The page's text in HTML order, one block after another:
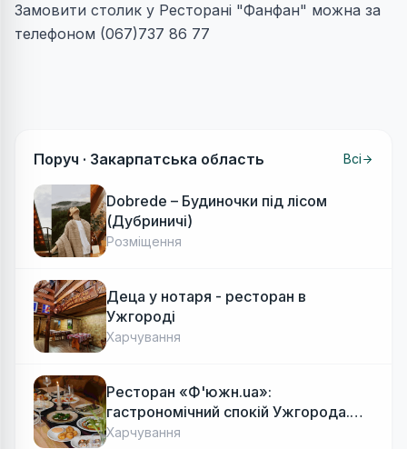
Замовити столик у Ресторані "Фанфан" можна за
телефоном (067)737 86 77
Поруч · Закарпатська область Всі
Dobrede – Будиночки під лісом
(Дубриничі)
Розміщення
Деца у нотаря - ресторан в
Ужгороді
Харчування
Ресторан «Ф'южн.ua»:
гастрономічний спокій Ужгорода.
Авторська локальна кухня, затишок
Харчування